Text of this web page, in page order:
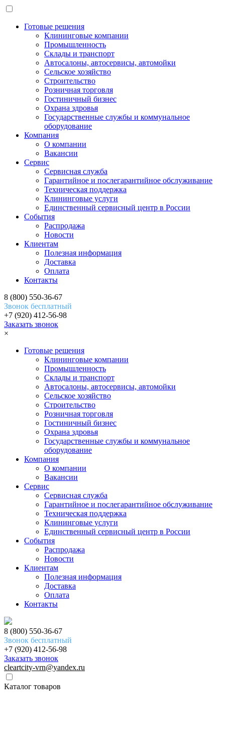
Готовые решения
Клининговые компании
Промышленность
Склады и транспорт
Автосалоны, автосервисы, автомойки
Сельское хозяйство
Строительство
Розничная торговля
Гостиничный бизнес
Охрана здровья
Государственные службы и коммунальное
оборудование
Компания
О компании
Вакансии
Сервис
Сервисная служба
Гарантийное и послегарантийное обслуживание
Техническая поддержка
Клининговые услуги
Единственный сервисный центр в России
События
Распродажа
Новости
Клиентам
Полезная информация
Доставка
Оплата
Контакты
8 (800) 550-36-67
Звонок бесплатный
+7 (920) 412-56-98
Заказать звонок
×
Готовые решения
Клининговые компании
Промышленность
Склады и транспорт
Автосалоны, автосервисы, автомойки
Сельское хозяйство
Строительство
Розничная торговля
Гостиничный бизнес
Охрана здровья
Государственные службы и коммунальное
оборудование
Компания
О компании
Вакансии
Сервис
Сервисная служба
Гарантийное и послегарантийное обслуживание
Техническая поддержка
Клининговые услуги
Единственный сервисный центр в России
События
Распродажа
Новости
Клиентам
Полезная информация
Доставка
Оплата
Контакты
8 (800) 550-36-67
Звонок бесплатный
+7 (920) 412-56-98
Заказать звонок
cleartcity-vrn@yandex.ru
Каталог товаров